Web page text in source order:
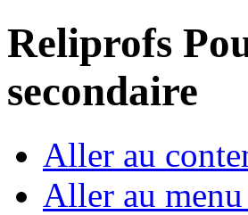
Reliprofs
secondaire
Aller au
Aller au